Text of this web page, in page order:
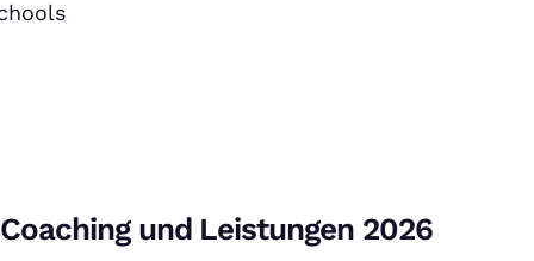
Coaching und Leistungen 2026